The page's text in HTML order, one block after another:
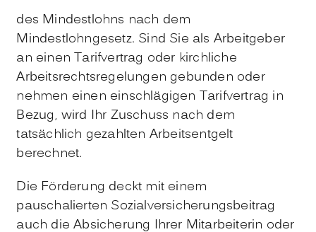
des Mindestlohns nach dem
Mindestlohngesetz. Sind Sie als Arbeitgeber
an einen Tarifvertrag oder kirchliche
Arbeitsrechtsregelungen gebunden oder
nehmen einen einschlägigen Tarifvertrag in
Bezug, wird Ihr Zuschuss nach dem
tatsächlich gezahlten Arbeitsentgelt
berechnet.
Die Förderung deckt mit einem
pauschalierten Sozialversicherungsbeitrag
auch die Absicherung Ihrer Mitarbeiterin oder